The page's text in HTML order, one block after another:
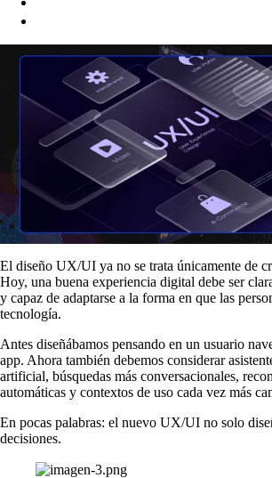
El diseño UX/UI ya no se trata únicamente de
Hoy, una buena experiencia digital debe ser
y capaz de adaptarse a la forma en que las
tecnología.
Antes diseñábamos pensando en un usuario
app. Ahora también debemos considerar
artificial, búsquedas más conversacionales,
automáticas y contextos de uso cada vez más
En pocas palabras: el nuevo UX/UI no solo
decisiones.